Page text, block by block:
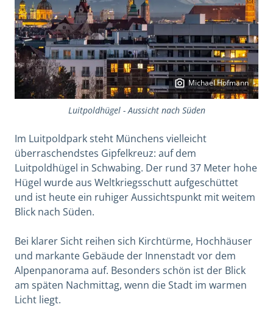
Michael Hofmann
Luitpoldhügel - Aussicht nach Süden
Im Luitpoldpark steht Münchens vielleicht
überraschendstes Gipfelkreuz: auf dem
Luitpoldhügel in Schwabing. Der rund 37 Meter hohe
Hügel wurde aus Weltkriegsschutt aufgeschüttet
und ist heute ein ruhiger Aussichtspunkt mit weitem
Blick nach Süden.
Bei klarer Sicht reihen sich Kirchtürme, Hochhäuser
und markante Gebäude der Innenstadt vor dem
Alpenpanorama auf. Besonders schön ist der Blick
am späten Nachmittag, wenn die Stadt im warmen
Licht liegt.